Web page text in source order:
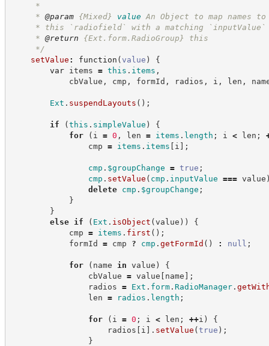
*
* @param {Mixed} value An Object to map names
* this `radiofield` with a matching `inputValue`
* @return {Ext.form.RadioGroup}
this
*/
setValue : function (value )
{
var items = this . items ,
cbValue , cmp , formId , radios , i , len ,
Ext . suspendLayouts ( ) ;
if (this . simpleValue )
{
for
( i = 0 , len = items . length ; i < len ;
cmp = items . items [ i ] ;
cmp . $groupChange = true ;
cmp . setValue ( cmp . inputValue === value
delete
cmp . $groupChange ;
}
}
else
if ( Ext . isObject (value ) )
{
cmp = items . first ( ) ;
formId = cmp ? cmp . getFormId ( ) : null ;
for ( name in value )
{
cbValue = value [ name ] ;
radios = Ext . form. RadioManager.
len = radios . length ;
for ( i = 0 ; i < len ; ++i )
{
radios [ i ] . setValue (true ) ;
}